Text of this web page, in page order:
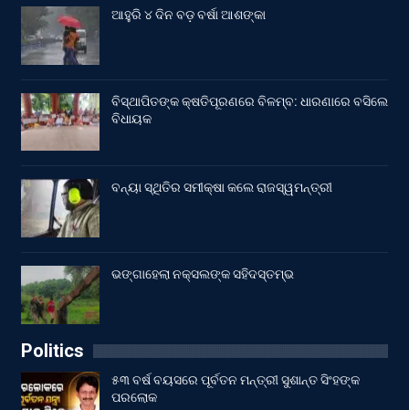
ଆହୁରି ୪ ଦିନ ବଡ଼ ବର୍ଷା ଆଶଙ୍କା
ବିସ୍ଥାପିତଙ୍କ କ୍ଷତିପୂରଣରେ ବିଳମ୍ବ: ଧାରଣାରେ ବସିଲେ
ବିଧାୟକ
ବନ୍ୟା ସ୍ଥିତିର ସମୀକ୍ଷା କଲେ ରାଜସ୍ୱମନ୍ତ୍ରୀ
ଭଙ୍ଗାହେଲା ନକ୍ସଲଙ୍କ ସହିଦସ୍ତମ୍ଭ
Politics
୫୩ ବର୍ଷ ବୟସରେ ପୂର୍ବତନ ମନ୍ତ୍ରୀ ସୁଶାନ୍ତ ସିଂହଙ୍କ
ପରଲୋକ